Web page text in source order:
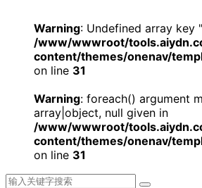
Warning: Undefined array key
/www/wwwroot/
content/themes/onenav/
on line 31
Warning: foreach() argument
array|object, null given in
/www/wwwroot/
content/themes/onenav/
on line 31